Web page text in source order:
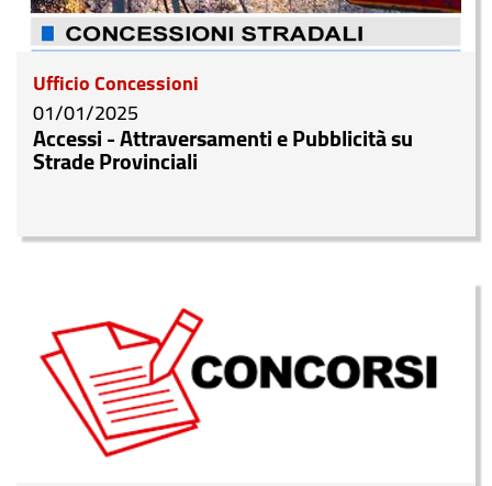
Ufficio Concessioni
01/01/2025
Accessi - Attraversamenti e Pubblicità su
Strade Provinciali